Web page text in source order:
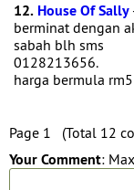
12. House Of Sally
berminat dengan
sabah blh sms
0128213656.
harga bermula
Page 1 (Total 12
Your Comment: